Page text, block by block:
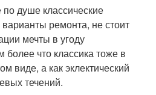
душе классические
ремонта, не стоит
мечты в угоду
что классика тоже в
виде, а как эклектический
течений.